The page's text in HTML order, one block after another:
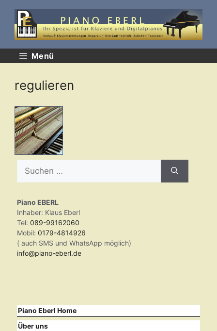
springen
Menü
regulieren
nach:
Piano EBERL
Inhaber: Klaus Eberl
Tel: 089-99162060
Mobil: 0179-4814926
( auch SMS und WhatsApp möglich)
info@piano-eberl.de
Piano Eberl Home
Über uns